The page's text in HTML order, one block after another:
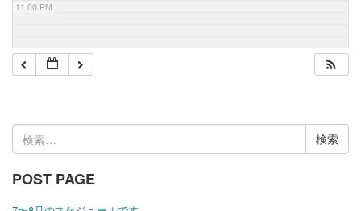
11:00 PM
検
索:
POST PAGE